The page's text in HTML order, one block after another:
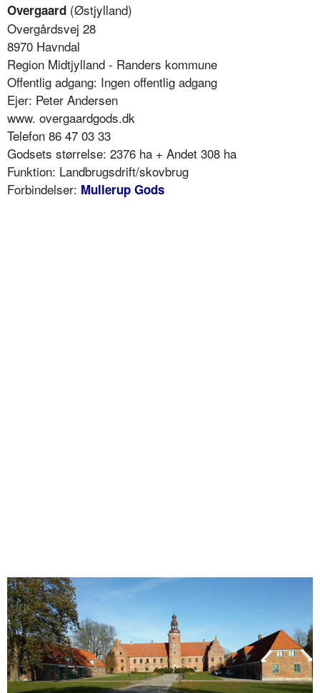
Overgaard (Østjylland)
Overgårdsvej 28
8970 Havndal
Region Midtjylland - Randers kommune
Offentlig adgang: Ingen offentlig adgang
Ejer: Peter Andersen
www. overgaardgods.dk
Telefon 86 47 03 33
Godsets størrelse: 2376 ha + Andet 308 ha
Funktion: Landbrugsdrift/skovbrug
Forbindelser: Mullerup Gods